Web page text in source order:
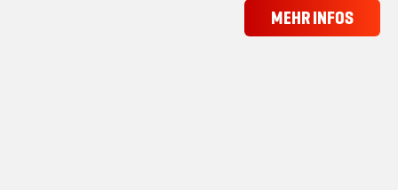
MEHR INFOS